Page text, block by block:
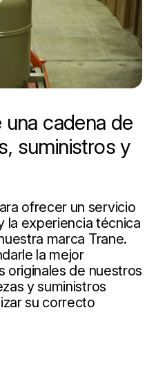
cadena de
suministros y
ofrecer un servicio
la experiencia técnica
marca Trane.
la mejor
originales de nuestros
y suministros
su correcto